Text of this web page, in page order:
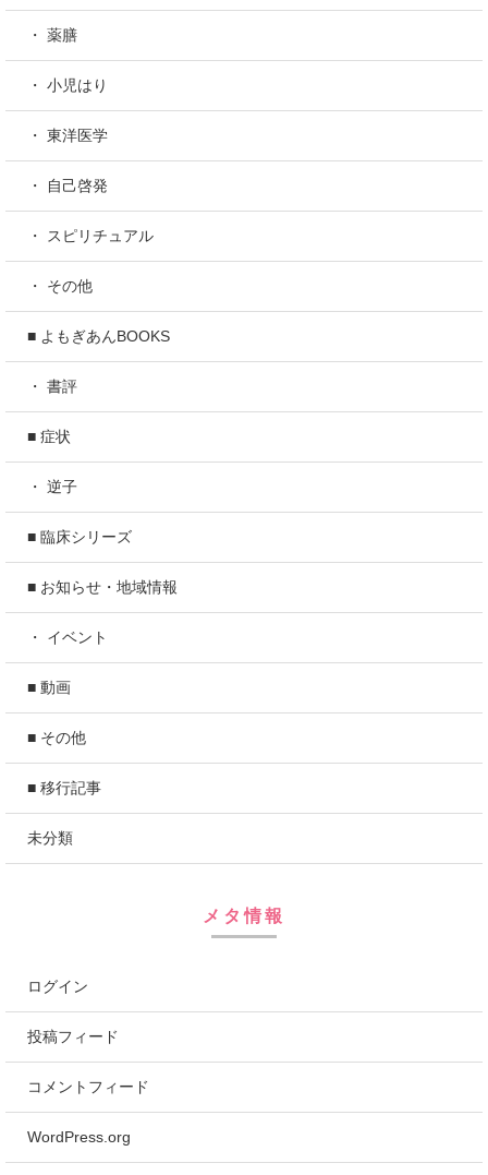
・ 薬膳
・ 小児はり
・ 東洋医学
・ 自己啓発
・ スピリチュアル
・ その他
■ よもぎあんBOOKS
・ 書評
■ 症状
・ 逆子
■ 臨床シリーズ
■ お知らせ・地域情報
・ イベント
■ 動画
■ その他
■ 移行記事
未分類
メタ情報
ログイン
投稿フィード
コメントフィード
WordPress.org